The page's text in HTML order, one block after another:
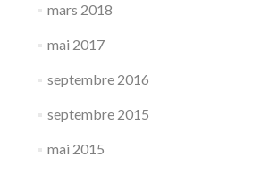
mars 2018
mai 2017
septembre 2016
septembre 2015
mai 2015